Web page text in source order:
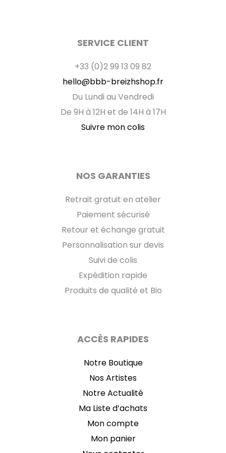
SERVICE CLIENT
+33 (0)2 99 13 09 82
hello@bbb-breizhshop.fr
Du Lundi au Vendredi
De 9H à 12H et de 14H à 17H
Suivre mon colis
NOS GARANTIES
Retrait gratuit en atelier
Paiement sécurisé
Retour et échange gratuit
Personnalisation sur devis
Suivi de colis
Expédition rapide
Produits de qualité et Bio
ACCÈS RAPIDES
Notre Boutique
Nos Artistes
Notre Actualité
Ma Liste d’achats
Mon compte
Mon panier